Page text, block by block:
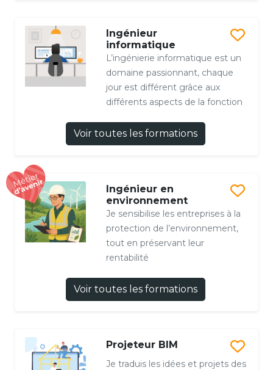
Ingénieur
informatique
L’ingénierie informatique est un
domaine passionnant, chaque
jour est différent grâce aux
différents aspects de la fonction
Voir toutes les formations
Ingénieur en
environnement
Je sensibilise les entreprises à la
protection de l’environnement,
tout en préservant leur
rentabilité
Voir toutes les formations
Projeteur BIM
Je traduis les idées et projets des